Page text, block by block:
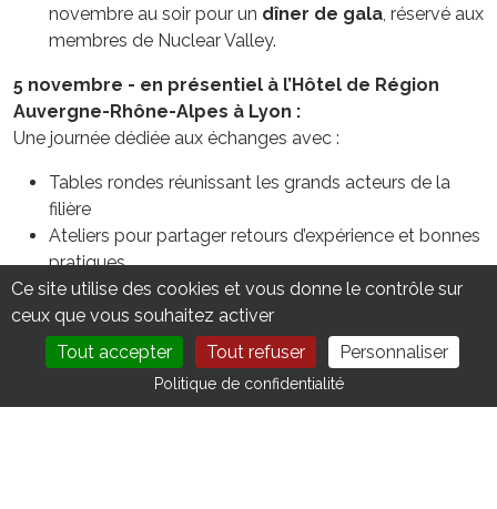
DEVENIR MEMBRE NOUS CONTACTER
novembre au soir pour un dîner de gala, réservé aux
membres de Nuclear Valley.
5 novembre - en présentiel à l’Hôtel de Région
Auvergne-Rhône-Alpes à Lyon :
Une journée dédiée aux échanges avec :
Tables rondes réunissant les grands acteurs de la
filière
Ateliers pour partager retours d’expérience et bonnes
pratiques
Rendez-vous BtoB
Notez dès maintenant ces dates dans votre
agenda !
Ce site utilise des cookies et vous donne le contrôle sur
ceux que vous souhaitez activer
Tout accepter
Tout refuser Personnaliser
Politique de confidentialité